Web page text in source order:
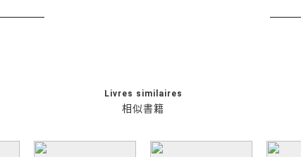
相似書籍
Livres similaires